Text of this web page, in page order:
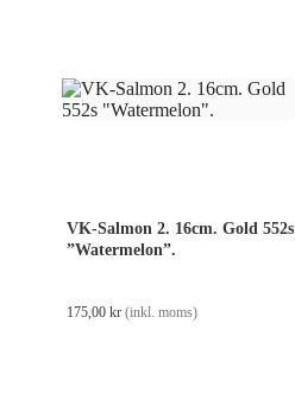
VK-Salmon 2. 16cm. Gold 552s
”Watermelon”.
175,00 kr (inkl. moms)